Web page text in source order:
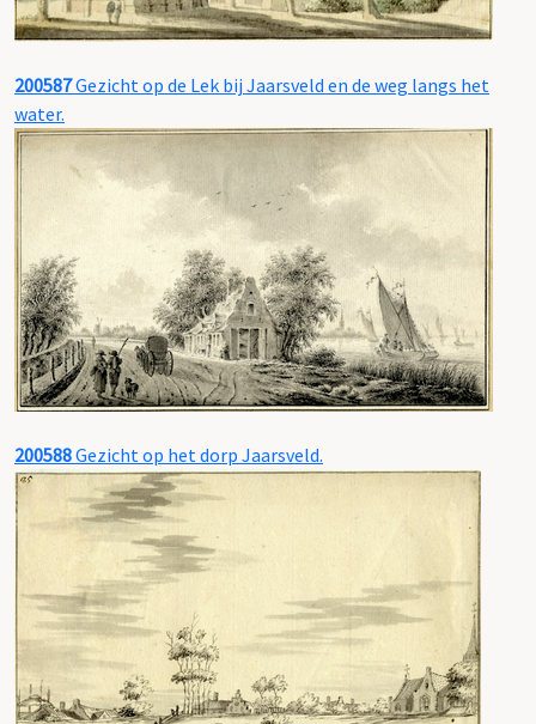
200587Gezicht op de Lek bij Jaarsveld en de weg langs het
water.
200588Gezicht op het dorp Jaarsveld.